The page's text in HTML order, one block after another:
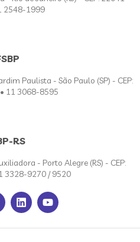
2548-1999
Paulista - São Paulo (SP) - CEP:
11 3068-8595
RS
- Porto Alegre (RS) - CEP:
3328-9270 / 9520